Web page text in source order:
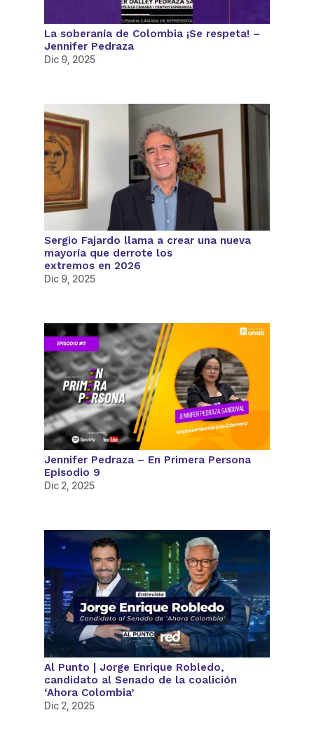
La soberanía de Colombia ¡Se respeta! –
Jennifer Pedraza
Dic 9, 2025
Sergio Fajardo llama a crear una nueva
mayoría que derrote los
extremos en 2026
Dic 9, 2025
Jennifer Pedraza – En Primera Persona
Episodio 9
Dic 2, 2025
Al Punto | Jorge Enrique Robledo,
candidato al Senado de la coalición
‘Ahora Colombia’
Dic 2, 2025